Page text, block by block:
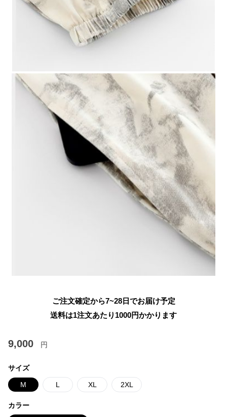
ご注文確定から7~28日でお届け予定
送料は1注文あたり 1000円かかります
9,000 円
サイズ
M L XL 2XL
カラー